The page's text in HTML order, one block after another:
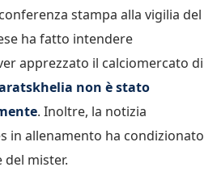
stampa alla vigilia del
ha fatto intendere
apprezzato il calciomercato di
non è stato
. Inoltre, la notizia
in allenamento ha condizionato
del mister.